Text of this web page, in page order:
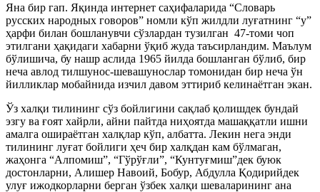
Яна бир гап. Яқинда интернет саҳифаларида “Словарь
русских народных говоров” номли кўп жилдли луғатнинг “у”
ҳарфи билан бошланувчи сўзлардан тузилган 47-томи чоп
этилгани ҳақидаги хабарни ўқиб жуда таъсирландим. Маълум
бўлишича, бу нашр аслида 1965 йилда бошланган бўлиб, бир
неча авлод тилшунос-шевашунослар томонидан бир неча ўн
йилликлар мобайнида изчил давом эттириб келинаётган экан.
Ўз халқи тилининг сўз бойлигини сақлаб қолишдек бундай
эзгу ва ғоят хайрли, айни пайтда ниҳоятда машаққатли ишни
амалга ошираётган халқлар кўп, албатта. Лекин нега энди
тилининг луғат бойлиги ҳеч бир халқдан кам бўлмаган,
жаҳонга “Алпомиш”, “Гўрўғли”, “Кунтуғмиш”дек буюк
достонларни, Алишер Навоий, Бобур, Абдулла Қодирийдек
улуғ ижодкорларни берган ўзбек халқи шеваларининг ана